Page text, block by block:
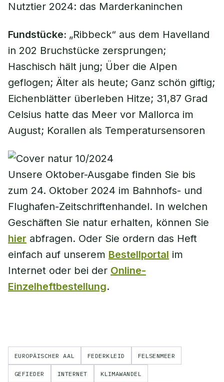
Nutztier 2024: das Marderkaninchen
Fundstücke: „Ribbeck“ aus dem Havelland
in 202 Bruchstücke zersprungen;
Haschisch hält jung; Über die Alpen
geflogen; Älter als heute; Ganz schön giftig;
Eichenblätter überleben Hitze; 31,87 Grad
Celsius hatte das Meer vor Mallorca im
August; Korallen als Temperatursensoren
Unsere Oktober-Ausgabe finden Sie bis
zum 24. Oktober 2024 im Bahnhofs- und
Flughafen-Zeitschriftenhandel. In welchen
Geschäften Sie natur erhalten, können Sie
hier abfragen. Oder Sie ordern das Heft
einfach auf unserem Bestellportal im
Internet oder bei der Online-
Einzelheftbestellung.
EUROPÄISCHER AAL FEDERKLEID FELSENMEER
GEFIEDER INTERNET KLIMAWANDEL